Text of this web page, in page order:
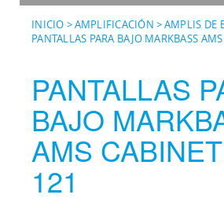
INICIO >AMPLIFICACIÓN >AMPLIS DE
PANTALLAS PARA BAJO MARKBASS
PANTALLAS
BAJO
AMS
121